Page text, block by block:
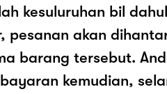
kesuluruhan bil
pesanan akan
barang tersebut.
kemudian,